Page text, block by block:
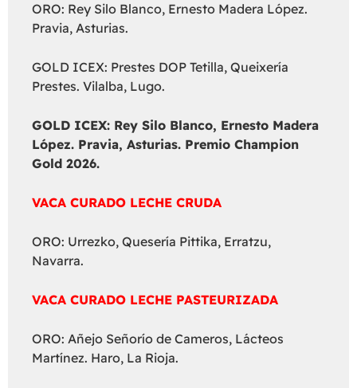
ORO: Rey Silo Blanco, Ernesto Madera López.
Pravia, Asturias.
GOLD ICEX: Prestes DOP Tetilla, Queixería
Prestes. Vilalba, Lugo.
GOLD ICEX: Rey Silo Blanco, Ernesto Madera
López. Pravia, Asturias. Premio Champion
Gold 2026.
VACA CURADO LECHE CRUDA
ORO: Urrezko, Quesería Pittika, Erratzu,
Navarra.
VACA CURADO LECHE PASTEURIZADA
ORO: Añejo Señorío de Cameros, Lácteos
Martínez. Haro, La Rioja.